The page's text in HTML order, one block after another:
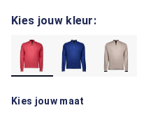
Kies jouw kleur:
Kies jouw maat